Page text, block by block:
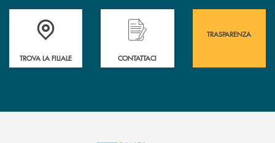
Accedi all' elenco completo&nbsp; delle&nbsp; filiali&nbsp; di Banca
TROVA LA FILIALE
Hai bisogno di assistenza immediata?
CONTATTACI
TRASPARENZA